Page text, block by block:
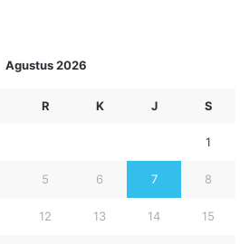
Agustus 2026
R K J S
1
5 6 7 8
12 13 14 15